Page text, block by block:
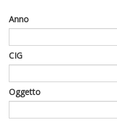
Anno
CIG
Oggetto